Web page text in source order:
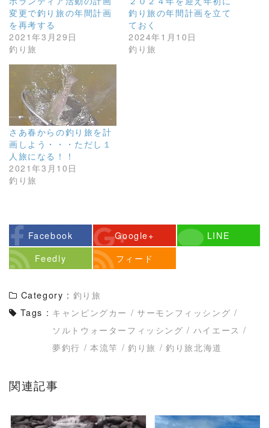
変更で釣り旅の年間計画
を再考する
2021年3月29日
釣り旅
釣り旅の年間計画を立て
ておく
2024年1月10日
釣り旅
さあ春からの釣り旅を計
画しよう・・・ただし１
人旅になる！！
2021年3月10日
釣り旅
Facebook Google+
LINE
Feedly
フィード
Category : 釣り旅
Tags : キャンピングカー / サーモンフィッシング /
ソルトウォーターフィッシング / ハイエース /
夢釣行 / 本流竿 / 釣り旅 / 釣り旅北海道
関連記事